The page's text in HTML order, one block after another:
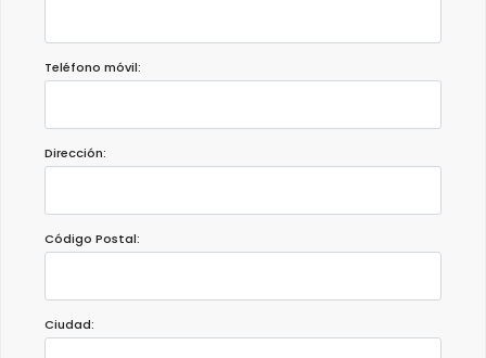
Teléfono móvil:
Dirección:
Código Postal:
Ciudad: